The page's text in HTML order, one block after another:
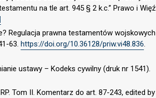
na tle art. 945 § 2 k.c.” Prawo i Więź
Regulacja prawna testamentów wojskowych
63. https://doi.org/10.36128/priw.vi48.836.
ustawy – Kodeks cywilny (druk nr 1541).
Tom II. Komentarz do art. 87-243, edited by